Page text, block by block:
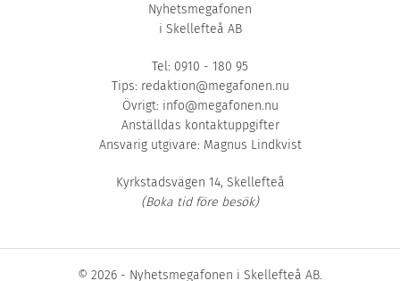
Nyhetsmegafonen
i Skellefteå AB
Tel: 0910 - 180 95
Tips: redaktion@megafonen.nu
Övrigt: info@megafonen.nu
Anställdas kontaktuppgifter
Ansvarig utgivare: Magnus Lindkvist
Kyrkstadsvägen 14, Skellefteå
(Boka tid före besök)
© 2026 - Nyhetsmegafonen i Skellefteå AB.